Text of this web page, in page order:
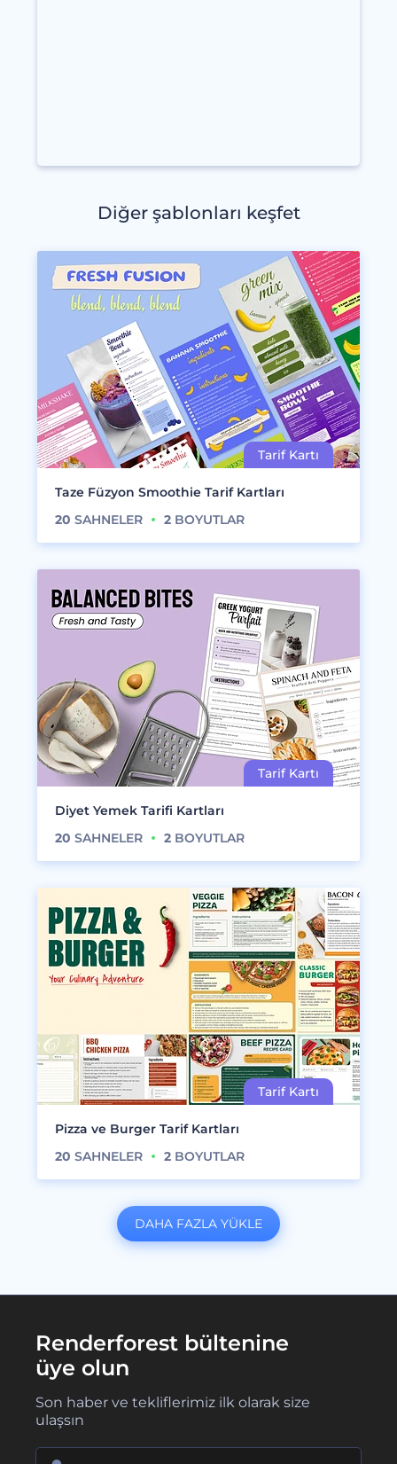
Diğer şablonları keşfet
Taze Füzyon Smoothie Tarif Kartları
20 SAHNELER 2 BOYUTLAR
Diyet Yemek Tarifi Kartları
20 SAHNELER 2 BOYUTLAR
Pizza ve Burger Tarif Kartları
20 SAHNELER 2 BOYUTLAR
DAHA FAZLA YÜKLE
Renderforest bültenine
üye olun
Son haber ve tekliflerimiz ilk olarak size
ulaşsın